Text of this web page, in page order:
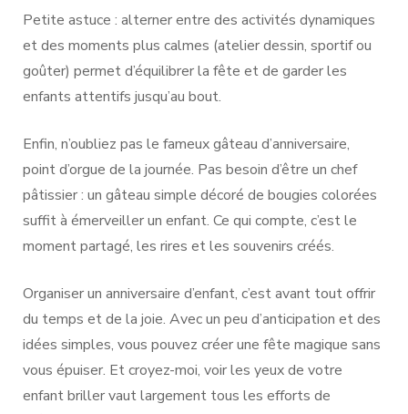
Petite astuce : alterner entre des activités dynamiques
et des moments plus calmes (atelier dessin, sportif ou
goûter) permet d’équilibrer la fête et de garder les
enfants attentifs jusqu’au bout.
Enfin, n’oubliez pas le fameux gâteau d’anniversaire,
point d’orgue de la journée. Pas besoin d’être un chef
pâtissier : un gâteau simple décoré de bougies colorées
suffit à émerveiller un enfant. Ce qui compte, c’est le
moment partagé, les rires et les souvenirs créés.
Organiser un anniversaire d’enfant, c’est avant tout offrir
du temps et de la joie. Avec un peu d’anticipation et des
idées simples, vous pouvez créer une fête magique sans
vous épuiser. Et croyez-moi, voir les yeux de votre
enfant briller vaut largement tous les efforts de